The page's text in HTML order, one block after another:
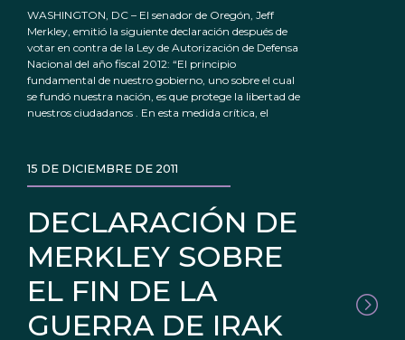
WASHINGTON, DC – El senador de Oregón, Jeff
Merkley, emitió la siguiente declaración después de
votar en contra de la Ley de Autorización de Defensa
Nacional del año fiscal 2012: “El principio
fundamental de nuestro gobierno, uno sobre el cual
se fundó nuestra nación, es que protege la libertad de
nuestros ciudadanos . En esta medida crítica, el
DECLARACIÓN DE
MERKLEY SOBRE
EL FIN DE LA
GUERRA DE IRAK
15 DE DICIEMBRE DE 2011